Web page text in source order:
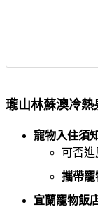
瓏山林蘇澳冷
寵物入住須
可否
攜帶寵
宜蘭寵物飯